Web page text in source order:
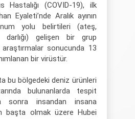
Hastalığı (COVID-19), ilk
Eyaleti’nde Aralık ayının
yolu belirtileri (ateş,
darlığı) gelişen bir grup
araştırmalar sonucunda 13
bir virüstür.
bu bölgedeki deniz ürünleri
bulunanlarda tespit
sonra insandan insana
başta olmak üzere Hubei